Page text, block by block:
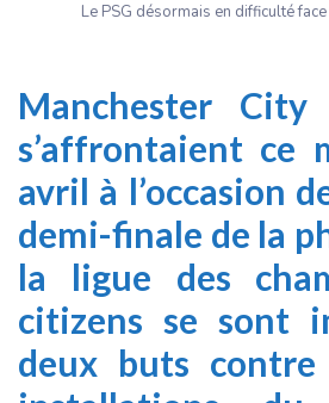
Le PSG désormais en difficulté
Manchester
s’affrontaient ce
avril à l’occasion
demi-finale de la
la ligue des
citizens se sont
deux buts